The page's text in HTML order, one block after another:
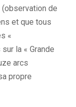
(observation de
et que tous
«
la « Grande
arcs
propre